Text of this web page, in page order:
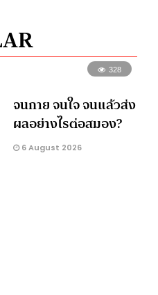
328
จนกาย จนใจ จนแล้วส่ง
ผลอย่างไรต่อสมอง?
6 August 2026